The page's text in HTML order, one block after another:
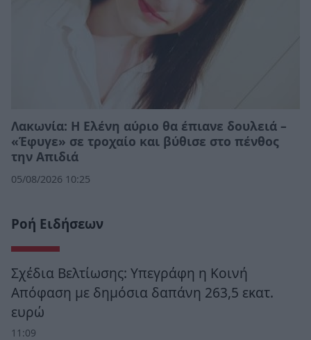
Λακωνία: Η Ελένη αύριο θα έπιανε δουλειά –
«Έφυγε» σε τροχαίο και βύθισε στο πένθος
την Απιδιά
05/08/2026 10:25
Ροή Ειδήσεων
Σχέδια Βελτίωσης: Υπεγράφη η Κοινή
Απόφαση με δημόσια δαπάνη 263,5 εκατ.
ευρώ
11:09